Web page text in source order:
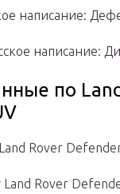
написание:
написание:
по
Rover
Rover